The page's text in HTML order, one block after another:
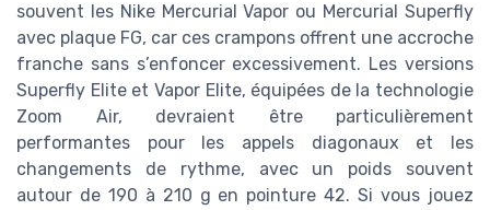
souvent les Nike Mercurial Vapor ou Mercurial Superfly
avec plaque FG, car ces crampons offrent une accroche
franche sans s’enfoncer excessivement. Les versions
Superfly Elite et Vapor Elite, équipées de la technologie
Zoom Air, devraient être particulièrement
performantes pour les appels diagonaux et les
changements de rythme, avec un poids souvent
autour de 190 à 210 g en pointure 42. Si vous jouez